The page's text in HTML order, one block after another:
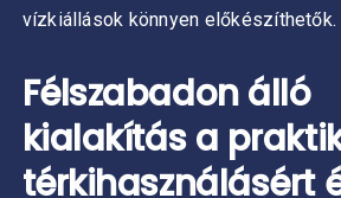
vízkiállások könnyen előkészíthetők.
Félszabadon álló
kialakítás a
térkihasználásért